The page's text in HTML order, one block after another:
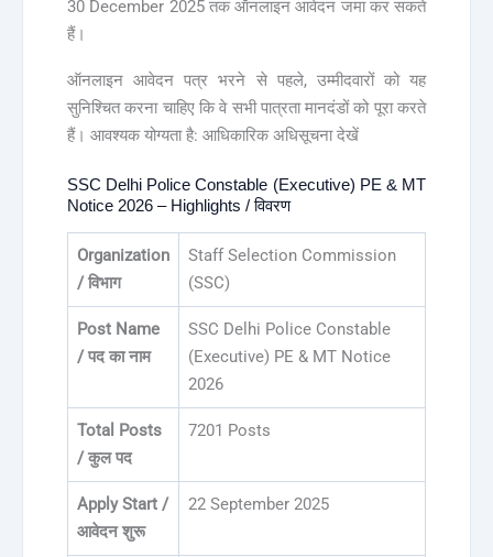
30 December 2025 तक ऑनलाइन आवेदन जमा कर सकते
हैं।
ऑनलाइन आवेदन पत्र भरने से पहले, उम्मीदवारों को यह
सुनिश्चित करना चाहिए कि वे सभी पात्रता मानदंडों को पूरा करते
हैं। आवश्यक योग्यता है: आधिकारिक अधिसूचना देखें
SSC Delhi Police Constable (Executive) PE & MT
Notice 2026 – Highlights / विवरण
Organization
/ विभाग
Staff Selection Commission
(SSC)
Post Name
/ पद का नाम
SSC Delhi Police Constable
(Executive) PE & MT Notice
2026
Total Posts
/ कुल पद
7201 Posts
Apply Start /
आवेदन शुरू
22 September 2025